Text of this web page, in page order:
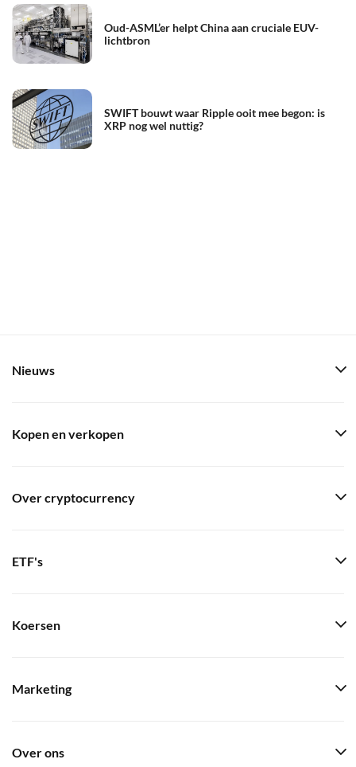
Oud-ASML’er helpt China aan cruciale EUV-
lichtbron
SWIFT bouwt waar Ripple ooit mee begon: is
XRP nog wel nuttig?
Nieuws
Kopen en verkopen
Over cryptocurrency
ETF's
Koersen
Marketing
Over ons